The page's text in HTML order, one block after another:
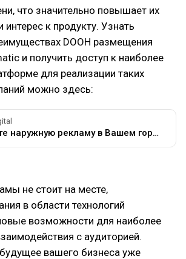
что значительно повышает их
интерес к продукту. Узнать
DOOH размещения
и получить доступ к наиболее
для реализации таких
можно здесь:
Запустите наружную рекламу в Вашем городе онлайн. Наружная реклама за 3 клика через личный кабинет. Площадка для рекламы на экранах крупнейших операторов.
не стоит на месте,
в области технологий
возможности для наиболее
с аудиторией.
вашего бизнеса уже